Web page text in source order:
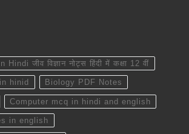
जीव विज्ञान नोट्स हिंदी में कक्षा 12 वीं
hinid Biology PDF Notes
Computer mcq in hindi and english
in english